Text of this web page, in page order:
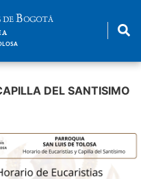
DEL SANTISIMO